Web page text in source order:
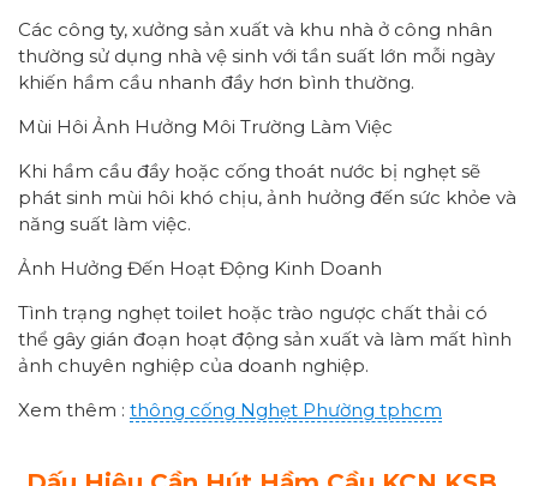
Các công ty, xưởng sản xuất và khu nhà ở công nhân
thường sử dụng nhà vệ sinh với tần suất lớn mỗi ngày
khiến hầm cầu nhanh đầy hơn bình thường.
Mùi Hôi Ảnh Hưởng Môi Trường Làm Việc
Khi hầm cầu đầy hoặc cống thoát nước bị nghẹt sẽ
phát sinh mùi hôi khó chịu, ảnh hưởng đến sức khỏe và
năng suất làm việc.
Ảnh Hưởng Đến Hoạt Động Kinh Doanh
Tình trạng nghẹt toilet hoặc trào ngược chất thải có
thể gây gián đoạn hoạt động sản xuất và làm mất hình
ảnh chuyên nghiệp của doanh nghiệp.
Xem thêm : thông cống Nghẹt Phường tphcm